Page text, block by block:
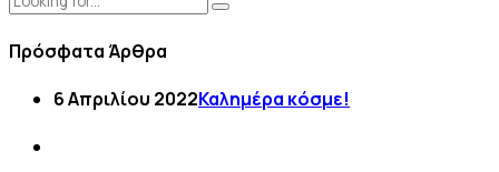
Πρόσφατα Άρθρα
6 Απριλίου 2022Καλημέρα κόσμε!